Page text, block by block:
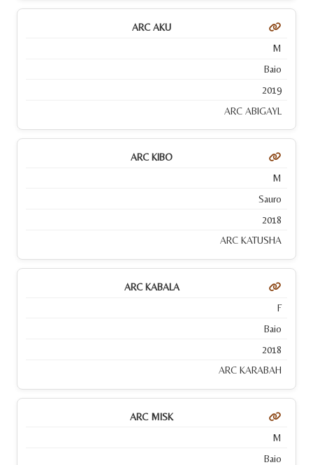
ARC AKU
M
Baio
2019
ARC ABIGAYL
ARC KIBO
M
Sauro
2018
ARC KATUSHA
ARC KABALA
F
Baio
2018
ARC KARABAH
ARC MISK
M
Baio